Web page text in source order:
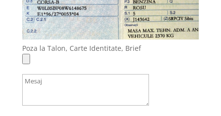
Poza la Talon, Carte Identitate, Brief